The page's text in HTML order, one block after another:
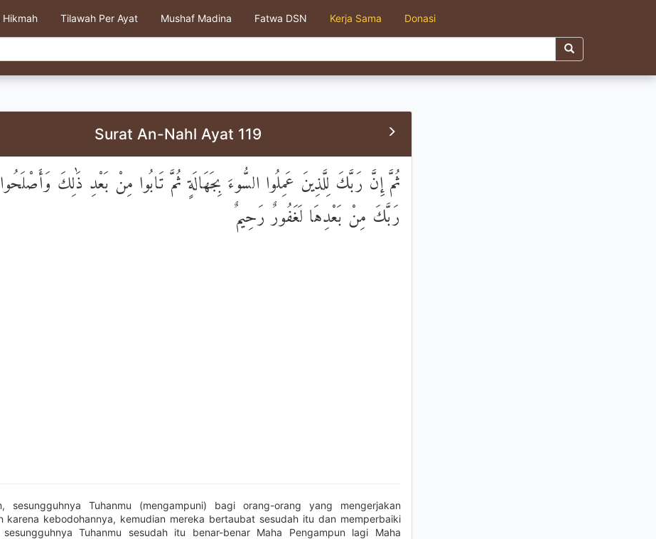
Hikmah Tilawah Per Ayat Mushaf Madina Fatwa DSN Kerja Sama Donasi
Surat An-Nahl Ayat 119
ثُمَّ إِنَّ رَبَّكَ لِلَّذِينَ عَمِلُوا السُّوءَ بِجَهَالَةٍ ثُمَّ تَابُوا مِنْ بَعْدِ ذَٰلِكَ
رَبَّكَ مِنْ بَعْدِهَا لَغَفُورٌ رَحِيمٌ
sesungguhnya Tuhanmu (mengampuni) bagi orang-orang yang mengerjakan
karena kebodohannya, kemudian mereka bertaubat sesudah itu dan memperbaiki
sesungguhnya Tuhanmu sesudah itu benar-benar Maha Pengampun lagi Maha